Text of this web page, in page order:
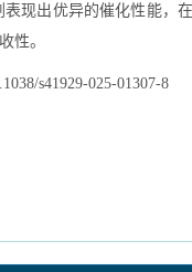
表现出优异的催化性能，
性。
s41929-025-01307-8